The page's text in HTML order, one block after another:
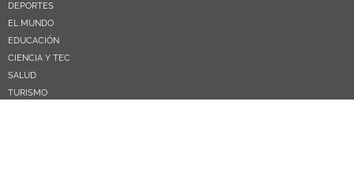
DEPORTES
EL MUNDO
EDUCACIÓN
CIENCIA Y TEC
SALUD
TURISMO